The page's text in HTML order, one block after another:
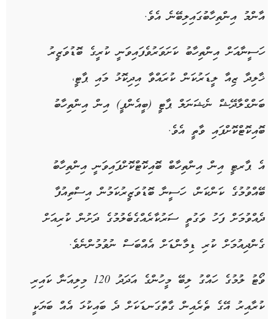
އާންމު އިންތިހާބުގައިލިބޭނެ އެވެ.
ހަސީނާއަށް އިންތިހާބު ކަށަވަރުވެފައިވަނީ ކުރީގެ ބޮޑުވަޒީރު
ޚާލިދާ ޒިއާ ލީޑަރުކަން ކުރައްވާ އިދިކޮޅު މައި ޕާޓީ،
ބަންގްލާދޭޝް ނެޝަނަލް ޕާޓީ (ބީއެންޕީ) އިން އިންތިހާބު
ބޮއިކޮޓްކޮށްފައި ވާތީ އެވެ.
އެ ޕާރޓީ އިން އިންތިހާބް ބޮއިކޮޓްކޮށްފައިވަނީ އިންތިހާބު
ބޭއްވުމުގެ ކަންކަން، ހަސީނާ ބޮޑުވަޒީރުކަމުން އިސްތިއުފާ
ދެއްވުމަށް ފަހު ވަގުތީ ސަރުކާރެއްގެބެލުމުގެ ދަށުން ކުރިއަށް
ގެންދިއުމަށް ކުރި ޑިމާންޑަށް އެއްބަސް ނުވުމުންނެވެ.
ވޯޓު ލުމުގެ ހައްގު ލިބޭ މީހުންގެ އަދަދު120 މިލިއަނާ ކައިރި
ކުރާއިރު އޭގެ ތެރެއިން ގާތްގަނޑަކަށް ދެ ބައިކުޅަ އެއް ބަޔަކީ